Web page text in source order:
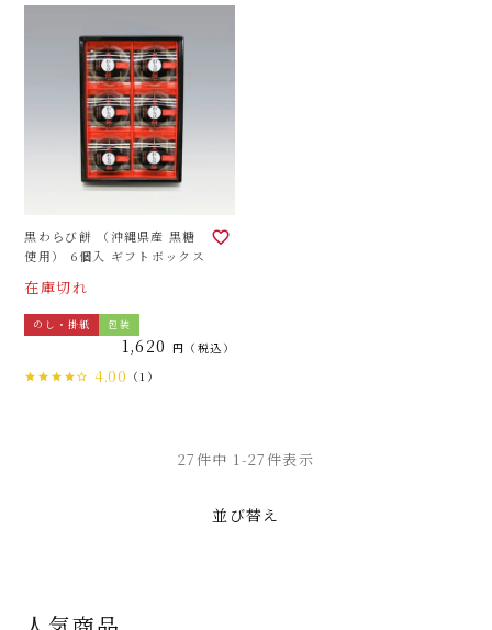
黒わらび餅 （沖縄県産 黒糖
使用） 6個入 ギフトボックス
在庫切れ
のし・掛紙 包装
1,620 税込
4.00 （1）
並び替え
27件中 1-27件表示